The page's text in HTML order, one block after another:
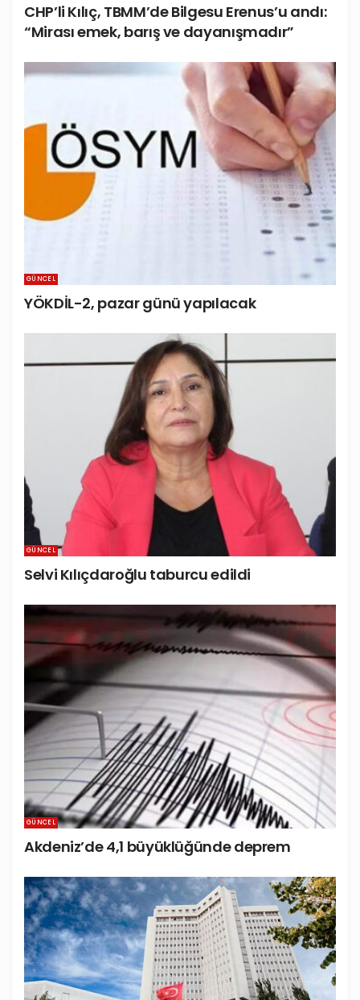
CHP’li Kılıç, TBMM’de Bilgesu Erenus’u andı:
“Mirası emek, barış ve dayanışmadır”
GÜNCEL
YÖKDİL-2, pazar günü yapılacak
GÜNCEL
Selvi Kılıçdaroğlu taburcu edildi
GÜNCEL
Akdeniz’de 4,1 büyüklüğünde deprem